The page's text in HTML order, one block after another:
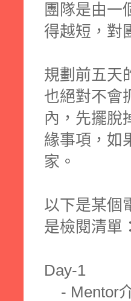
團隊是由一
得越短，對
規劃前五天
也絕對不會
內，先擺脫
緣事項，如
家。
以下是某個
是檢閱清單：
Day-1
- Mentor